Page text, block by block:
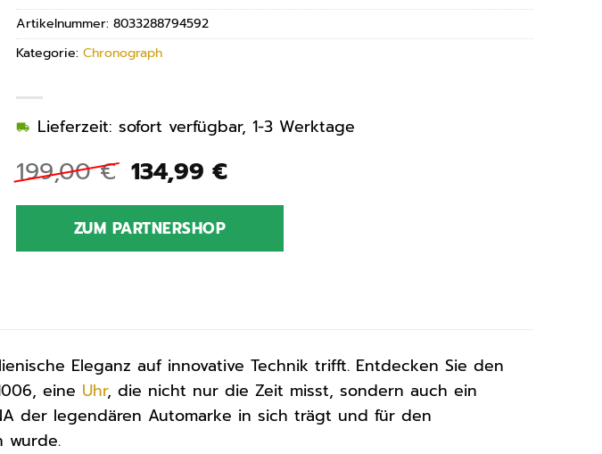
199,00€ Ursprünglicher
Preis
war:
199,00 €
134,99 €Aktueller
ist:
Lieferzeit: sofort verfügbar, 1-3 Werktage
ZUM PARTNERSHOP
Artikelnummer: 8033288794592
Kategorie: Chronograph
Eleganz auf innovative Technik trifft. Entdecken Sie den
eine Uhr, die nicht nur die Zeit misst, sondern auch ein
der legendären Automarke in sich trägt und für den
wurde.